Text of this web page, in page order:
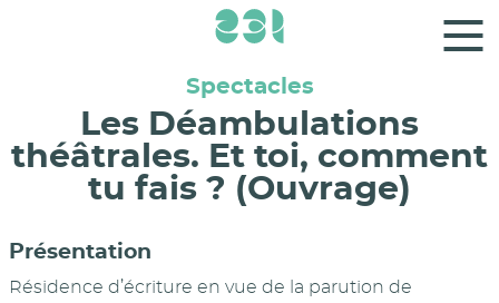
Panneau de gestion des cookies
Spectacles
Les Déambulations
théâtrales. Et toi, comment
tu fais ? (Ouvrage)
Présentation
Résidence d’écriture en vue de la parution de